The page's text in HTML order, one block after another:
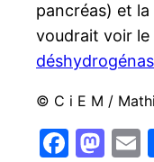
pancréas) et la
voudrait voir le
© C i E M /